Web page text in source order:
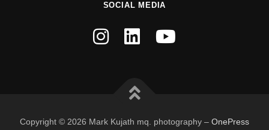
SOCIAL MEDIA
Copyright © 2026 Mark Kujath mq. photography – OnePress